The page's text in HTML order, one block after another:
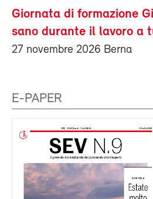
Giornata di formazione
sano durante il lavoro a
27 novembre 2026 Berna
E-PAPER